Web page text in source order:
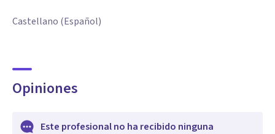
Castellano (Español)
Opiniones
Este profesional no ha recibido ninguna